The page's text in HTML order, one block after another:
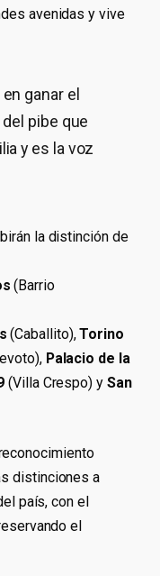
avenidas y vive
ganar el
pibe que
y es la voz
la distinción de
(Barrio
(Caballito),Torino
Palacio de la
(Villa Crespo) y San
distinciones a
país, con el
el